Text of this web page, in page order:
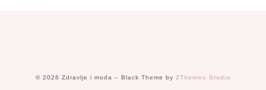
© 2026 Zdravlje i moda – Black Theme by ZThemes Studio